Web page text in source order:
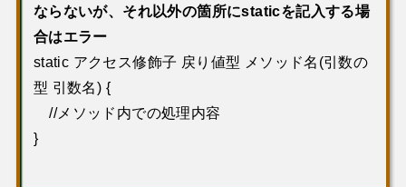
ならないが、それ以外の箇所にstaticを記入する場
合はエラー
static アクセス修飾子 戻り値型 メソッド名(引数の
型 引数名) {
//メソッド内での処理内容
}